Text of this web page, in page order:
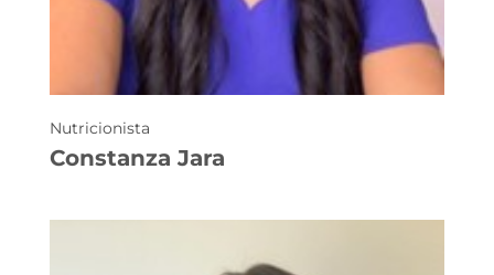
Nutricionista
Constanza Jara